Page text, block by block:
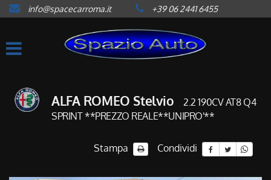
HOME
LISTA VEICOLI
ACQUISTIAMO USATO
info@spacecarroma.it +39 06 2441 6455
ALFA ROMEO Stelvio
2.2 190CV AT8 Q4
SPRINT **PREZZO REALE**UNIPRO'**
Stampa Condividi